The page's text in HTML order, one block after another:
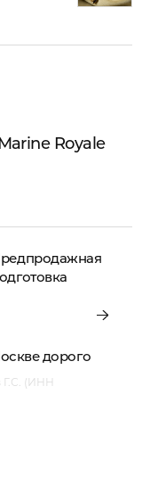
Royale
дорого
Г.С. (ИНН